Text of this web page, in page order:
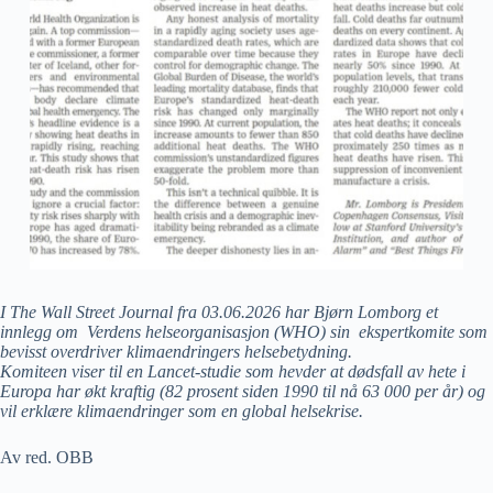
I The Wall Street Journal fra 03.06.2026 har Bjørn Lomborg et
innlegg om Verdens helseorganisasjon (WHO) sin ekspertkomite som
bevisst overdriver klimaendringers helsebetydning.
Komiteen viser til en Lancet-studie som hevder at dødsfall av hete i
Europa har økt kraftig (82 prosent siden 1990 til nå 63 000 per år) og
vil erklære klimaendringer som en global helsekrise.
Av red. OBB